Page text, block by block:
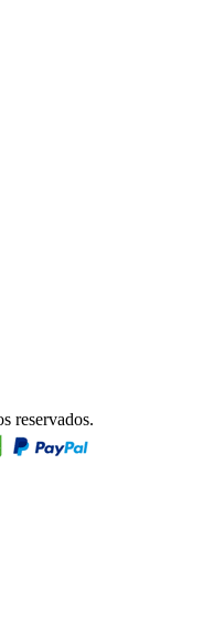
reservados.